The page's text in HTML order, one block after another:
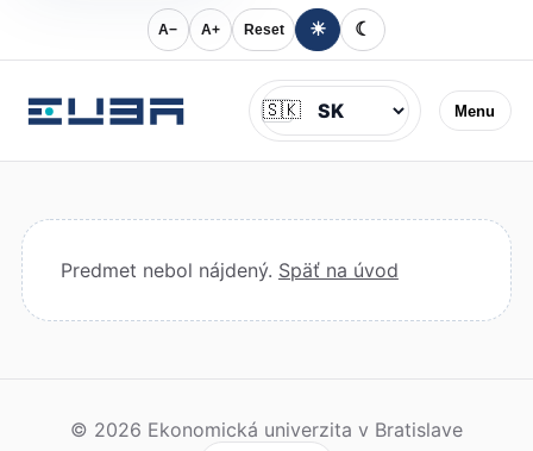
A− A+ Reset ☀ ☾
Menu
Jazyk
🇸🇰
Predmet nebol nájdený. Späť na úvod
© 2026 Ekonomická univerzita v Bratislave